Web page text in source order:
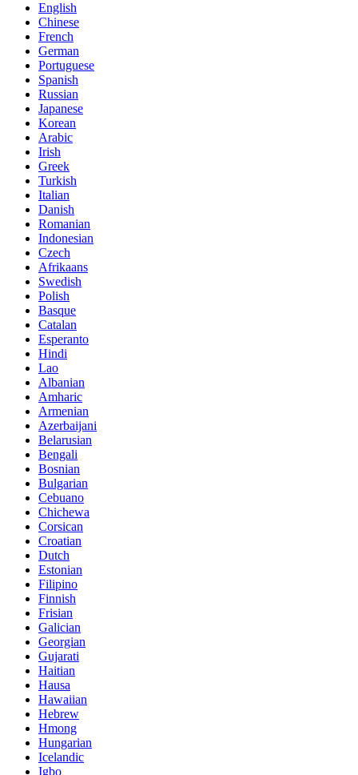
English
Chinese
French
German
Portuguese
Spanish
Russian
Japanese
Korean
Arabic
Irish
Greek
Turkish
Italian
Danish
Romanian
Indonesian
Czech
Afrikaans
Swedish
Polish
Basque
Catalan
Esperanto
Hindi
Lao
Albanian
Amharic
Armenian
Azerbaijani
Belarusian
Bengali
Bosnian
Bulgarian
Cebuano
Chichewa
Corsican
Croatian
Dutch
Estonian
Filipino
Finnish
Frisian
Galician
Georgian
Gujarati
Haitian
Hausa
Hawaiian
Hebrew
Hmong
Hungarian
Icelandic
Igbo